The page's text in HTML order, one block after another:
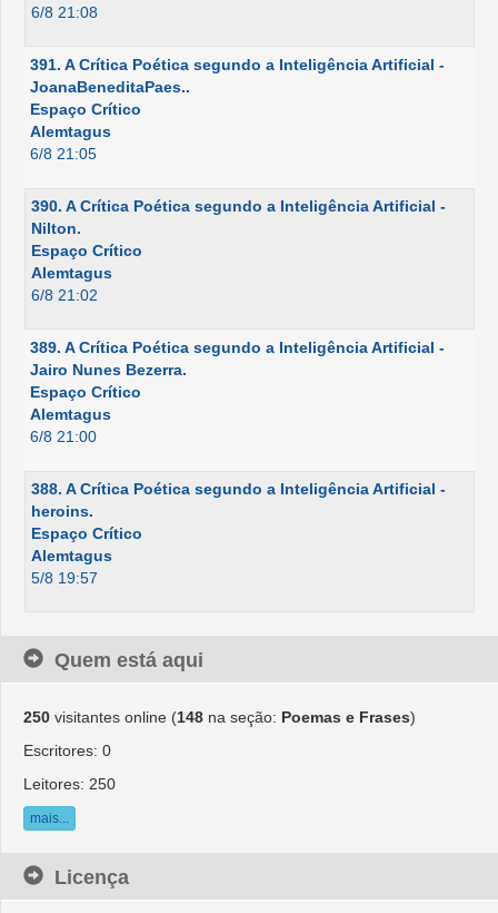
6/8 21:08
391. A Crítica Poética segundo a Inteligência Artificial -
JoanaBeneditaPaes..
Espaço Crítico
Alemtagus
6/8 21:05
390. A Crítica Poética segundo a Inteligência Artificial -
Nilton.
Espaço Crítico
Alemtagus
6/8 21:02
389. A Crítica Poética segundo a Inteligência Artificial -
Jairo Nunes Bezerra.
Espaço Crítico
Alemtagus
6/8 21:00
388. A Crítica Poética segundo a Inteligência Artificial -
heroins.
Espaço Crítico
Alemtagus
5/8 19:57
Quem está aqui
250 visitantes online (148 na seção: Poemas e Frases)
Escritores: 0
Leitores: 250
mais...
Licença